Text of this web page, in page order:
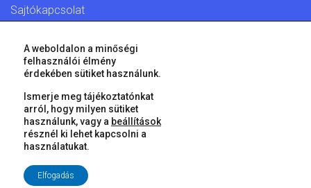
Sajtókapcsolat
© 2026 Győr Megyei Jogú Város • Minden jog fenntartva!
A weboldalon a minőségi
felhasználói élmény
érdekében sütiket használunk.
Ismerje meg tájékoztatónkat
arról, hogy milyen sütiket
használunk, vagy a beállítások
résznél ki lehet kapcsolni a
használatukat.
Elfogadás